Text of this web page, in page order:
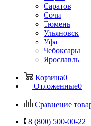
Саратов
Сочи
Тюмень
Ульяновск
Уфа
Чебоксары
Ярославль
Корзина0
Отложенные0
Сравнение
8 (800) 500-00-22